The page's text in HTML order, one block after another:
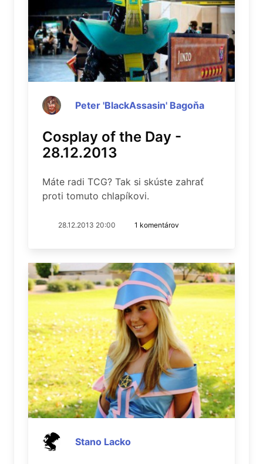
Peter 'BlackAssasin' Bagoňa
Cosplay of the Day -
28.12.2013
Máte radi TCG? Tak si skúste zahrať
proti tomuto chlapíkovi.
28.12.2013 20:00 1 komentárov
Stano Lacko